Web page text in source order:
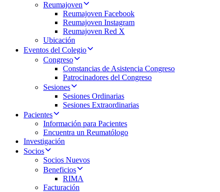
Reumajoven
Reumajoven Facebook
Reumajoven Instagram
Reumajoven Red X
Ubicación
Eventos del Colegio
Congreso
Constancias de Asistencia Congreso
Patrocinadores del Congreso
Sesiones
Sesiones Ordinarias
Sesiones Extraordinarias
Pacientes
Información para Pacientes
Encuentra un Reumatólogo
Investigación
Socios
Socios Nuevos
Beneficios
RIMA
Facturación